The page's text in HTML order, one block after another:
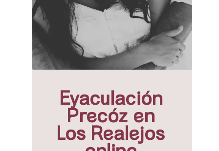
Eyaculación
Precóz en
Los Realejos